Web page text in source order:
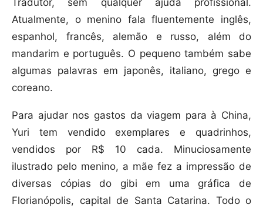
Tradutor, sem qualquer ajuda profissional.
Atualmente, o menino fala fluentemente inglês,
espanhol, francês, alemão e russo, além do
mandarim e português. O pequeno também sabe
algumas palavras em japonês, italiano, grego e
coreano.
Para ajudar nos gastos da viagem para à China,
Yuri tem vendido exemplares e quadrinhos,
vendidos por R$ 10 cada. Minuciosamente
ilustrado pelo menino, a mãe fez a impressão de
diversas cópias do gibi em uma gráfica de
Florianópolis, capital de Santa Catarina. Todo o